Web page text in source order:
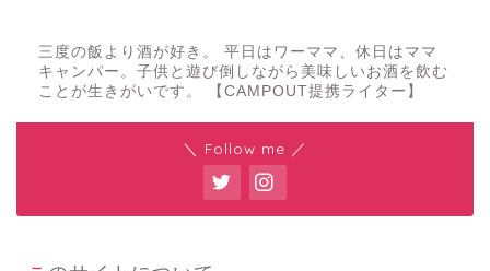
三度の飯より酒が好き。 平日はワーママ、休日はママ
キャンパー。子供と遊び倒しながら美味しいお酒を飲む
ことが生きがいです。 【CAMPOUT提携ライター】
＼ Follow me ／